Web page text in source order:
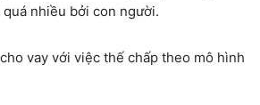
nhiều bởi con người.
vay với việc thế chấp theo mô hình